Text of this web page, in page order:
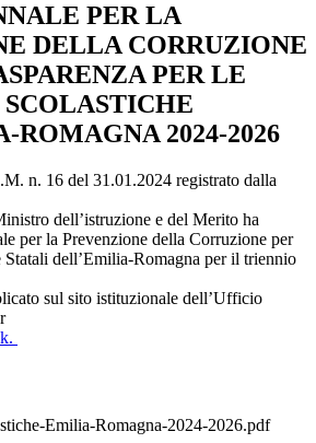
PER LA
DELLA CORRUZIONE
PER LE
ROMAGNA 2024-2026
n. 16 del 31.01.2024 registrato dalla
dell’istruzione e del Merito ha
perla Prevenzione della Corruzione per
dell’Emilia-Romagna per il triennio
sul sito istituzionale dell’Ufficio
Emilia-Romagna-2024-2026.pdf